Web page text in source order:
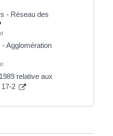
- Réseau des
Agglomération
relative aux
2